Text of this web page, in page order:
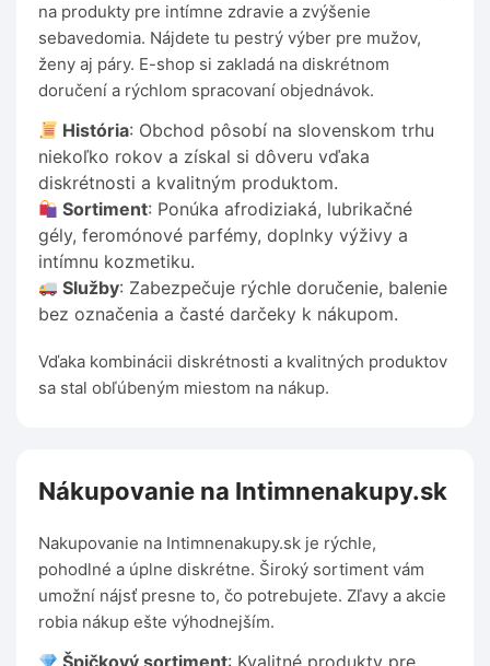
na produkty pre intímne zdravie a zvýšenie
sebavedomia. Nájdete tu pestrý výber pre mužov,
ženy aj páry. E-shop si zakladá na diskrétnom
doručení a rýchlom spracovaní objednávok.
História: Obchod pôsobí na slovenskom trhu
niekoľko rokov a získal si dôveru vďaka
diskrétnosti a kvalitným produktom.
Sortiment: Ponúka afrodiziaká, lubrikačné
gély, feromónové parfémy, doplnky výživy a
intímnu kozmetiku.
Služby: Zabezpečuje rýchle doručenie, balenie
bez označenia a časté darčeky k nákupom.
Vďaka kombinácii diskrétnosti a kvalitných produktov
sa stal obľúbeným miestom na nákup.
Nákupovanie na Intimnenakupy.sk
Nakupovanie na Intimnenakupy.sk je rýchle,
pohodlné a úplne diskrétne. Široký sortiment vám
umožní nájsť presne to, čo potrebujete. Zľavy a akcie
robia nákup ešte výhodnejším.